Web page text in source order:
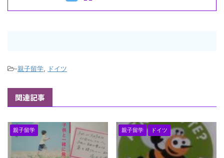
-親子留学, ドイツ
関連記事
親子留学 親子留学 ドイツ